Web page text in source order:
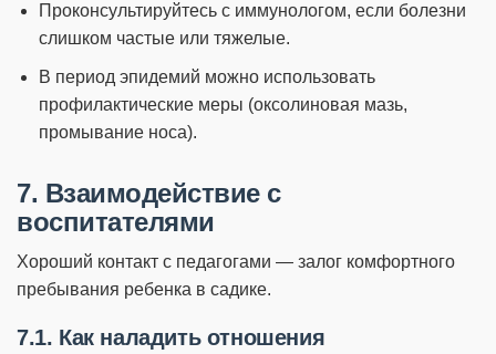
Проконсультируйтесь с иммунологом, если болезни
слишком частые или тяжелые.
В период эпидемий можно использовать
профилактические меры (оксолиновая мазь,
промывание носа).
7. Взаимодействие с
воспитателями
Хороший контакт с педагогами — залог комфортного
пребывания ребенка в садике.
7.1. Как наладить отношения